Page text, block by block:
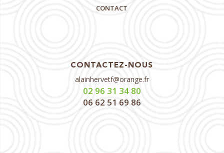
CONTACT
CONTACTEZ-NOUS
alainhervetf@orange.fr
02 96 31 34 80
06 62 51 69 86